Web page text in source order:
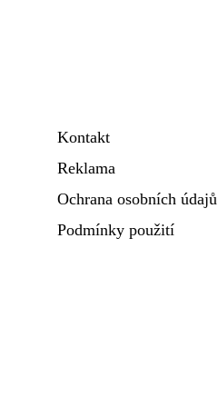
Kontakt
Reklama
Ochrana osobních údajů
Podmínky použití